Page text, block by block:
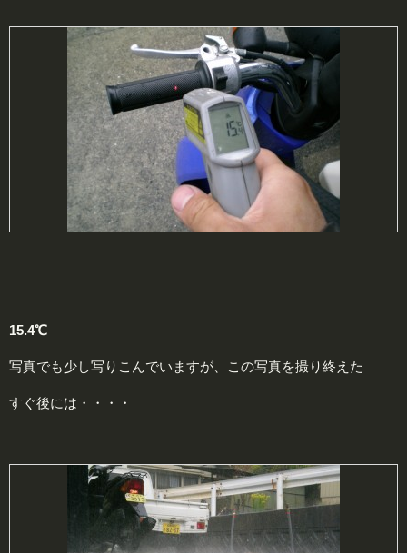
15.4℃
写真でも少し写りこんでいますが、この写真を撮り終えた
すぐ後には・・・・